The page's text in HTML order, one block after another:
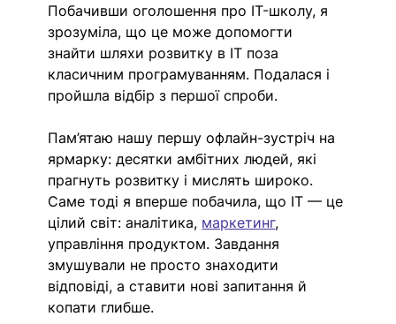
Побачивши оголошення про IT-школу, я
зрозуміла, що це може допомогти
знайти шляхи розвитку в ІТ поза
класичним програмуванням. Подалася і
пройшла відбір з першої спроби.
Пам’ятаю нашу першу офлайн-зустріч на
ярмарку: десятки амбітних людей, які
прагнуть розвитку і мислять широко.
Саме тоді я вперше побачила, що ІТ — це
цілий світ: аналітика, маркетинг,
управління продуктом. Завдання
змушували не просто знаходити
відповіді, а ставити нові запитання й
копати глибше.